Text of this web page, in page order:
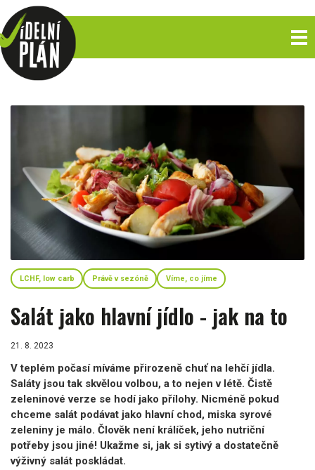
LCHF, low carb Právě v sezóně Víme, co jíme
Salát jako hlavní jídlo - jak na to
21. 8. 2023
V teplém počasí míváme přirozeně chuť na lehčí jídla.
Saláty jsou tak skvělou volbou, a to nejen v létě. Čistě
zeleninové verze se hodí jako přílohy. Nicméně pokud
chceme salát podávat jako hlavní chod, miska syrové
zeleniny je málo. Člověk není králíček, jeho nutriční
potřeby jsou jiné! Ukažme si, jak si sytivý a dostatečně
výživný salát poskládat.